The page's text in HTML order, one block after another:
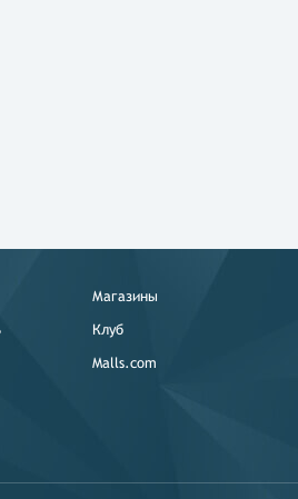
Магазины
Клуб
Malls.com